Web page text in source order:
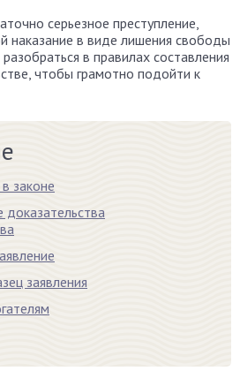
серьезное преступление,
наказание в виде лишения свободы
в правилах составления
чтобы грамотно подойти к
законе
заявления